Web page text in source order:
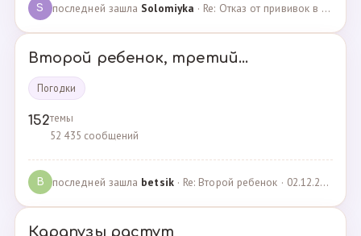
S последней зашла Solomiyka · Re: Отказ от прививок в роддоме · 07.05.2022
Второй ребенок, третий...
Погодки
152темы
52 435 сообщений
B последней зашла betsik· Re: Второй ребенок · 02.12.2023
Карапузы растут